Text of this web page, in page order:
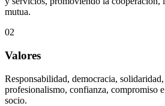
mutua.
02
Valores
Responsabilidad, democracia,
profesionalismo, confianza, compromiso
socio.